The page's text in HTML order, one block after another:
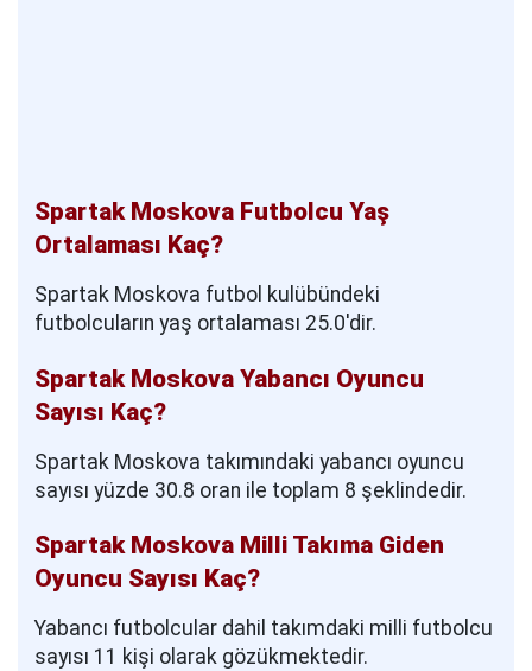
Spartak Moskova Futbolcu Yaş
Ortalaması Kaç?
Spartak Moskova futbol kulübündeki
futbolcuların yaş ortalaması 25.0'dir.
Spartak Moskova Yabancı Oyuncu
Sayısı Kaç?
Spartak Moskova takımındaki yabancı oyuncu
sayısı yüzde 30.8 oran ile toplam 8 şeklindedir.
Spartak Moskova Milli Takıma Giden
Oyuncu Sayısı Kaç?
Yabancı futbolcular dahil takımdaki milli futbolcu
sayısı 11 kişi olarak gözükmektedir.